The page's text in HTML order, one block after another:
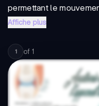
permettant le
Affiche plus
1 of 1